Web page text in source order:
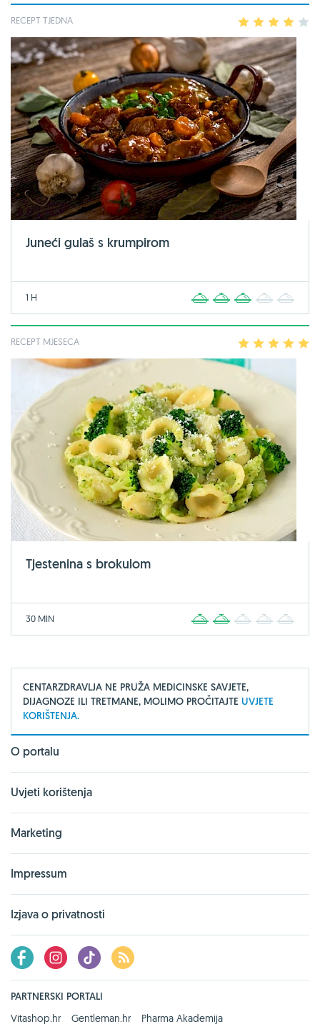
RECEPT TJEDNA 2 3 4
Juneći gulaš s krumpirom
1 H 2 3 4
RECEPT MJESECA 2 3 4
Tjestenina s brokulom
30 MIN 2 3 4
CENTARZDRAVLJA NE PRUŽA MEDICINSKE SAVJETE,
DIJAGNOZE ILI TRETMANE, MOLIMO PROČITAJTE UVJETE
KORIŠTENJA.
O portalu
Uvjeti korištenja
Marketing
Impressum
Izjava o privatnosti
PARTNERSKI PORTALI
Vitashop.hr
Gentleman.hr Pharma Akademija